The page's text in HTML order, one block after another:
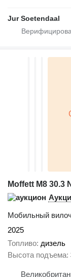
Jur Soetendaal
Moffett M8 30.3
Мобильный
2025
Топливо дизель
Высота подъема